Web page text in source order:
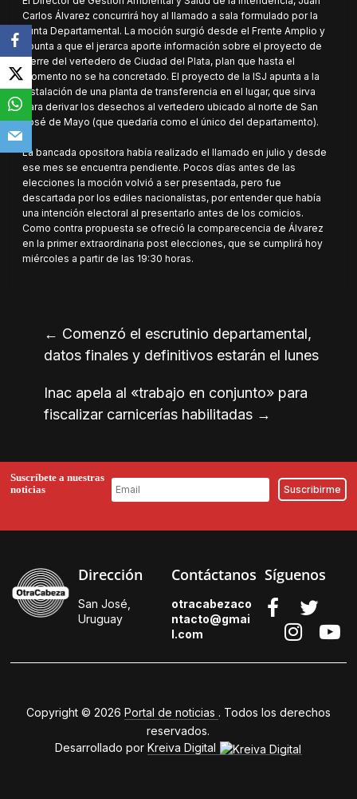
Carlos Álvarez concurrirá hoy al llamado a sala formulado por la
Junta Departamental. La moción surgió desde el Frente Amplio y
apunta a que el jerarca aporte información sobre el proyecto de
cierre del vertedero de Ciudad del Plata, plan que hasta el
momento no se ha concretado. El proyecto de la ISJ apunta a la
instalación de una planta de transferencia en el lugar, que sirva
para derivar los desechos al vertedero ubicado al norte de San
José de Mayo (que quedaría como el único del departamento).
La bancada opositora había realizado el llamado en julio y desde
ese mes se encuentra pendiente. Pocos días antes de las
elecciones la moción volvió a ser presentada, pero fue
descartada por los ediles nacionalistas, por entender que había
una intención electoral al presentarlo antes de los comicios.
Como contra propuesta se ofreció la comparecencia de Álvarez
en la primer extraordinaria post elecciones, que se cumplirá hoy
miércoles a partir de las 19:30 horas.
← Comenzó el escrutinio departamental,
datos finales y definitivos estarán el lunes
Inac apela al «trabajo en conjunto» para
fiscalizar carnicerías habilitadas →
Suscríbete a nuestras
noticias
Dirección
San José,
Uruguay
Contáctanos
otracabezaco
ntacto@gmai
l.com
Síguenos
Copyright © 2026 Portal de noticias . Todos los derechos
reservados.
Desarrollado porKreiva Digital